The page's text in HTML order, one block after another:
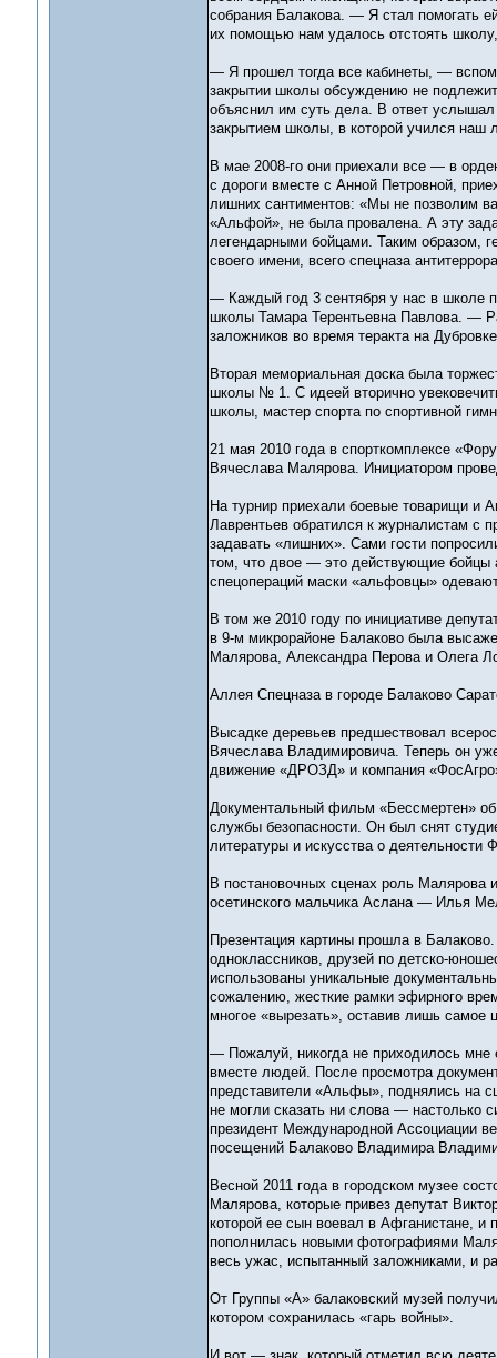
собрания Балакова. — Я стал помогать
их помощью нам удалось отстоять
— Я прошел тогда все кабинеты, —
закрытии школы обсуждению не
объяснил им суть дела. В ответ
закрытием школы, в которой учился наш
В мае 2008-го они приехали все — в
с дороги вместе с Анной Петровной,
лишних сантиментов: «Мы не позволим
«Альфой», не была провалена. А эту
легендарными бойцами. Таким образом,
своего имени, всего спецназа
— Каждый год 3 сентября у нас в школе
школы Тамара Терентьевна Павлова. —
заложников во время теракта на
Вторая мемориальная доска была
школы № 1. С идеей вторично
школы, мастер спорта по спортивной
21 мая 2010 года в спорткомплексе
Вячеслава Малярова. Инициатором
На турнир приехали боевые товарищи и
Лаврентьев обратился к журналистам с
задавать «лишних». Сами гости
том, что двое — это действующие бойцы
спецопераций маски «альфовцы»
В том же 2010 году по инициативе
в 9-м микрорайоне Балаково была
Малярова, Александра Перова и Олега
Аллея Спецназа в городе Балаково
Высадке деревьев предшествовал
Вячеслава Владимировича. Теперь он
движение «ДРОЗД» и компания
Документальный фильм «Бессмертен»
службы безопасности. Он был снят
литературы и искусства о деятельности
В постановочных сценах роль Малярова
осетинского мальчика Аслана — Илья
Презентация картины прошла в
одноклассников, друзей по детско-
использованы уникальные
сожалению, жесткие рамки эфирного
многое «вырезать», оставив лишь самое
— Пожалуй, никогда не приходилось мне
вместе людей. После просмотра
представители «Альфы», поднялись на
не могли сказать ни слова —
президент Международной Ассоциации
посещений Балаково Владимира
Весной 2011 года в городском музее
Малярова, которые привез депутат
которой ее сын воевал в Афганистане, и
пополнилась новыми фотографиями
весь ужас, испытанный заложниками, и
От Группы «А» балаковский музей
котором сохранилась «гарь войны».